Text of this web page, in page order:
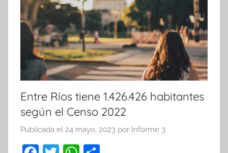
Entre Ríos tiene 1.426.426 habitantes
según el Censo 2022
Publicada el 24 mayo, 2023 por Informe 3